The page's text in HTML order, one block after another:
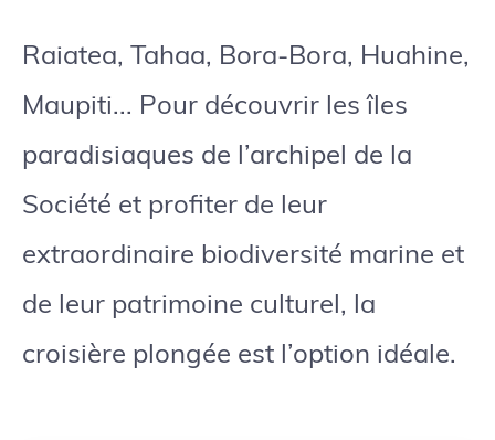
Raiatea, Tahaa, Bora-Bora, Huahine,
Maupiti... Pour découvrir les îles
paradisiaques de l’archipel de la
Société et profiter de leur
extraordinaire biodiversité marine et
de leur patrimoine culturel, la
croisière plongée est l’option idéale.